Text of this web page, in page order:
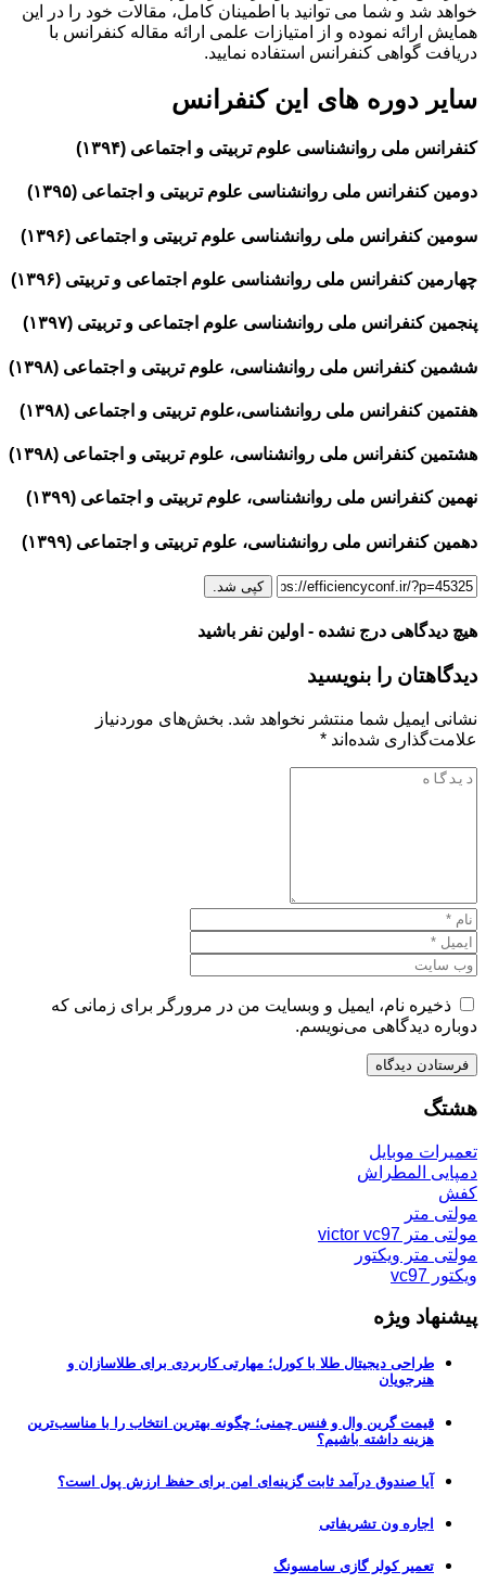
خواهد شد و شما می توانید با اطمینان کامل، مقالات خود را در این
همایش ارائه نموده و از امتیازات علمی ارائه مقاله کنفرانس با
دریافت گواهی کنفرانس استفاده نمایید.
سایر دوره های این کنفرانس
کنفرانس ملی روانشناسی علوم تربیتی و اجتماعی (۱۳۹۴)
دومین کنفرانس ملی روانشناسی علوم تربیتی و اجتماعی (۱۳۹۵)
سومین کنفرانس ملی روانشناسی علوم تربیتی و اجتماعی (۱۳۹۶)
چهارمین کنفرانس ملی روانشناسی علوم اجتماعی و تربیتی (۱۳۹۶)
پنجمین کنفرانس ملی روانشناسی علوم اجتماعی و تربیتی (۱۳۹۷)
ششمین کنفرانس ملی روانشناسی، علوم تربیتی و اجتماعی (۱۳۹۸)
هفتمین کنفرانس ملی روانشناسی،علوم تربیتی و اجتماعی (۱۳۹۸)
هشتمین کنفرانس ملی روانشناسی، علوم تربیتی و اجتماعی (۱۳۹۸)
نهمین کنفرانس ملی روانشناسی، علوم تربیتی و اجتماعی (۱۳۹۹)
دهمین کنفرانس ملی روانشناسی، علوم تربیتی و اجتماعی (۱۳۹۹)
کپی شد.
هیچ دیدگاهی درج نشده - اولین نفر باشید
دیدگاهتان را بنویسید
نشانی ایمیل شما منتشر نخواهد شد. بخش‌های موردنیاز
علامت‌گذاری شده‌اند *
ذخیره نام، ایمیل و وبسایت من در مرورگر برای زمانی که
دوباره دیدگاهی می‌نویسم.
هشتگ
تعمیرات موبایل
دمپایی المطراش
کفش
مولتی متر
مولتی متر victor vc97
مولتی متر ویکتور
ویکتور vc97
پیشنهاد ویژه
طراحی دیجیتال طلا با کورل؛ مهارتی کاربردی برای طلاسازان و
هنرجویان
قیمت گرین وال و فنس چمنی؛ چگونه بهترین انتخاب را با مناسب‌ترین
هزینه داشته باشیم؟
آیا صندوق درآمد ثابت گزینه‌ای امن برای حفظ ارزش پول است؟
اجاره ون تشریفاتی
تعمیر کولر گازی سامسونگ